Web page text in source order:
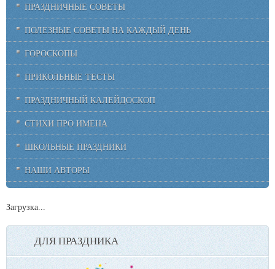
ПРАЗДНИЧНЫЕ СОВЕТЫ
ПОЛЕЗНЫЕ СОВЕТЫ НА КАЖДЫЙ ДЕНЬ
ГОРОСКОПЫ
ПРИКОЛЬНЫЕ ТЕСТЫ
ПРАЗДНИЧНЫЙ КАЛЕЙДОСКОП
СТИХИ ПРО ИМЕНА
ШКОЛЬНЫЕ ПРАЗДНИКИ
НАШИ АВТОРЫ
Загрузка...
ДЛЯ ПРАЗДНИКА